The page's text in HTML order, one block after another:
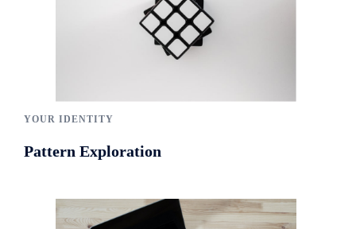
YOUR IDENTITY
Pattern Exploration